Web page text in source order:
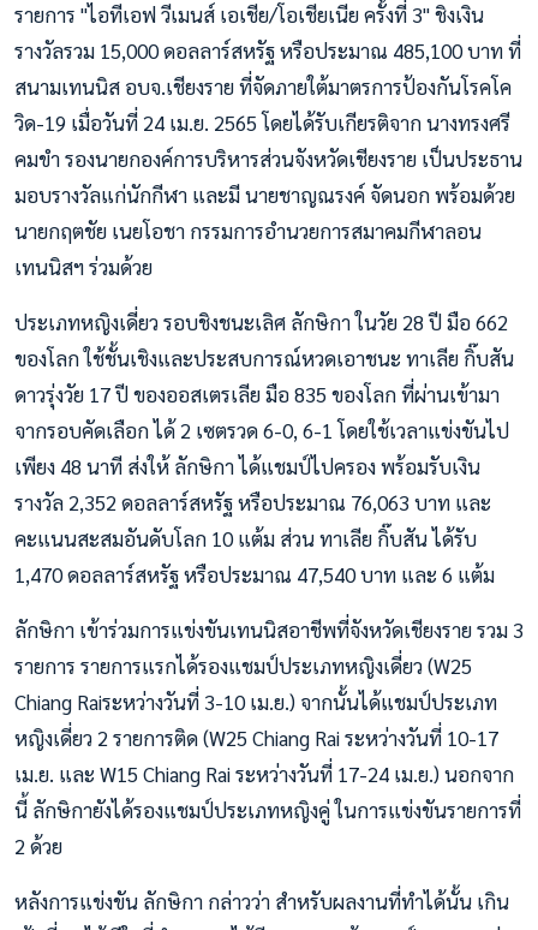
รายการ "ไอทีเอฟ วีเมนส์ เอเชีย/โอเชียเนีย ครั้งที่ 3" ชิงเงิน
รางวัลรวม 15,000 ดอลลาร์สหรัฐ หรือประมาณ 485,100 บาท ที่
สนามเทนนิส อบจ.เชียงราย ที่จัดภายใต้มาตรการป้องกันโรคโค
วิด-19 เมื่อวันที่ 24 เม.ย. 2565 โดยได้รับเกียรติจาก นางทรงศรี
คมขำ รองนายกองค์การบริหารส่วนจังหวัดเชียงราย เป็นประธาน
มอบรางวัลแก่นักกีฬา และมี นายชาญณรงค์ จัดนอก พร้อมด้วย
นายกฤตชัย เนยโอชา กรรมการอำนวยการสมาคมกีฬาลอน
เทนนิสฯ ร่วมด้วย
ประเภทหญิงเดี่ยว รอบชิงชนะเลิศ ลักษิกา ในวัย 28 ปี มือ 662
ของโลก ใช้ชั้นเชิงและประสบการณ์หวดเอาชนะ ทาเลีย กิ๊บสัน
ดาวรุ่งวัย 17 ปี ของออสเตรเลีย มือ 835 ของโลก ที่ผ่านเข้ามา
จากรอบคัดเลือก ได้ 2 เซตรวด 6-0, 6-1 โดยใช้เวลาแข่งขันไป
เพียง 48 นาที ส่งให้ ลักษิกา ได้แชมป์ไปครอง พร้อมรับเงิน
รางวัล 2,352 ดอลลาร์สหรัฐ หรือประมาณ 76,063 บาท และ
คะแนนสะสมอันดับโลก 10 แต้ม ส่วน ทาเลีย กิ๊บสัน ได้รับ
1,470 ดอลลาร์สหรัฐ หรือประมาณ 47,540 บาท และ 6 แต้ม
ลักษิกา เข้าร่วมการแข่งขันเทนนิสอาชีพที่จังหวัดเชียงราย รวม 3
รายการ รายการแรกได้รองแชมป์ประเภทหญิงเดี่ยว (W25
Chiang Raiระหว่างวันที่ 3-10 เม.ย.) จากนั้นได้แชมป์ประเภท
หญิงเดี่ยว 2 รายการติด (W25 Chiang Rai ระหว่างวันที่ 10-17
เม.ย. และ W15 Chiang Rai ระหว่างวันที่ 17-24 เม.ย.) นอกจาก
นี้ ลักษิกายังได้รองแชมป์ประเภทหญิงคู่ ในการแข่งขันรายการที่
2 ด้วย
หลังการแข่งขัน ลักษิกา กล่าวว่า สำหรับผลงานที่ทำได้นั้น เกิน